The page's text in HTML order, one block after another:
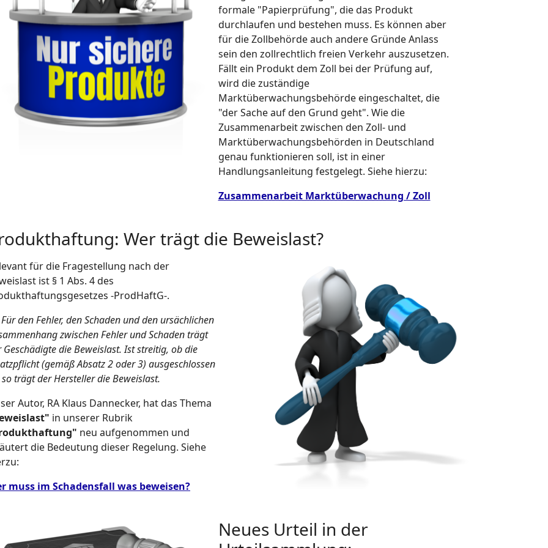
formale "Papierprüfung", die das Produkt
durchlaufen und bestehen muss. Es können aber
für die Zollbehörde auch andere Gründe Anlass
sein den zollrechtlich freien Verkehr auszusetzen.
Fällt ein Produkt dem Zoll bei der Prüfung auf,
wird die zuständige
Marktüberwachungsbehörde eingeschaltet, die
"der Sache auf den Grund geht". Wie die
Zusammenarbeit zwischen den Zoll- und
Marktüberwachungsbehörden in Deutschland
genau funktionieren soll, ist in einer
Handlungsanleitung festgelegt. Siehe hierzu:
Zusammenarbeit Marktüberwachung / Zoll
Wer trägt die Beweislast?
für die Fragestellung nach der
ist § 1 Abs. 4 des
-ProdHaftG-.
den Fehler, den Schaden und den ursächlichen
zwischen Fehler und Schaden trägt
Geschädigte die Beweislast. Ist streitig, ob die
(gemäß Absatz 2 oder 3) ausgeschlossen
trägt der Hersteller die Beweislast.
Autor, RA Klaus Dannecker, hat das Thema
in unserer Rubrik
neu aufgenommen und
die Bedeutung dieser Regelung. Siehe
muss im Schadensfall was beweisen?
Neues Urteil in der